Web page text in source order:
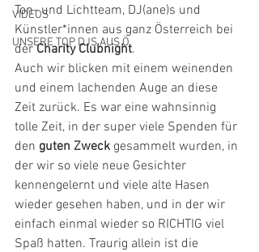
VIDEOS
UNSERE TOP DJS AUS Ö
Ton- und Lichtteam, DJ(ane)s und
Künstler*innen aus ganz Österreich bei
der Charity Clubnight.
Auch wir blicken mit einem weinenden
und einem lachenden Auge an diese
Zeit zurück. Es war eine wahnsinnig
tolle Zeit, in der super viele Spenden für
den guten Zweck gesammelt wurden, in
der wir so viele neue Gesichter
kennengelernt und viele alte Hasen
wieder gesehen haben, und in der wir
einfach einmal wieder so RICHTIG viel
Spaß hatten. Traurig allein ist die